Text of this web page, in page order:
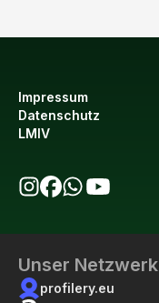
Impressum
Datenschutz
LMIV
Unser Netzwerk
profilery.eu